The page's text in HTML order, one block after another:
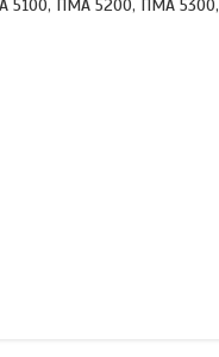
5100, ПМА 5200, ПМА 5300,